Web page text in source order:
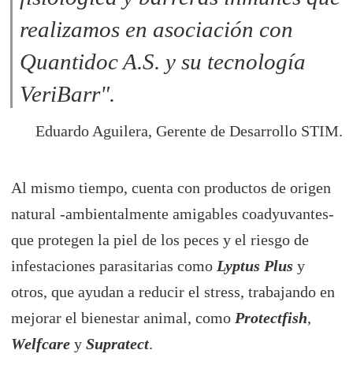
realizamos en asociación con
Quantidoc A.S. y su tecnología
VeriBarr".
Eduardo Aguilera, Gerente de Desarrollo STIM.
Al mismo tiempo, cuenta con productos de origen
natural -ambientalmente amigables coadyuvantes-
que protegen la piel de los peces y el riesgo de
infestaciones parasitarias como Lyptus Plus y
otros, que ayudan a reducir el stress, trabajando en
mejorar el bienestar animal, como Protectfish,
Welfcarey Supratect.